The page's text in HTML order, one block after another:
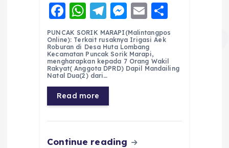
F
a
c
e
b
o
o
k
W
h
a
ts
A
p
p
T
el
e
g
r
a
m
M
e
ss
e
n
E
m
ai
l
h
re
PUNCAK SORIK MARAPI(Malintangpos
Online): Terkait rusaknya Irigasi Aek
Roburan di Desa Huta Lombang
Kecamatan Puncak Sorik Marapi,
mengharapkan kepada 7 Orang Wakil
Rakyat( Anggota DPRD) Dapil Mandailing
Natal Dua(2) dari…
Read more
Continue reading